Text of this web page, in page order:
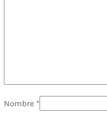
Nombre *